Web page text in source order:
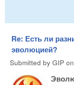
Re: Есть ли
эволюцией?
Submitted by GIP on